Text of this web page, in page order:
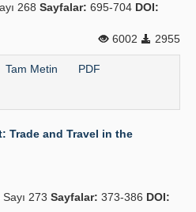
268 Sayfalar: 695-704 DOI:
6002
2955
Tam Metin PDF
Trade and Travel in the
273 Sayfalar: 373-386 DOI: